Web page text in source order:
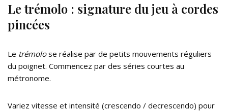
Le trémolo : signature du jeu à cordes
pincées
Le trémolose réalise par de petits mouvements réguliers
du poignet. Commencez par des séries courtes au
métronome.
Variez vitesse et intensité (crescendo / decrescendo) pour